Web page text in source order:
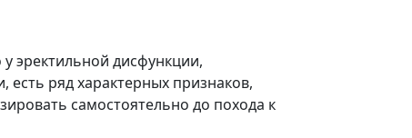
эректильной дисфункции,
ряд характерных признаков,
самостоятельно до похода к